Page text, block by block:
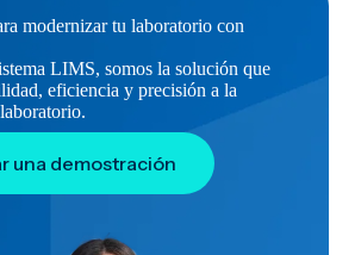
modernizar tu laboratorio con
LIMS, somos la solución que
eficiencia y precisión a la
una demostración